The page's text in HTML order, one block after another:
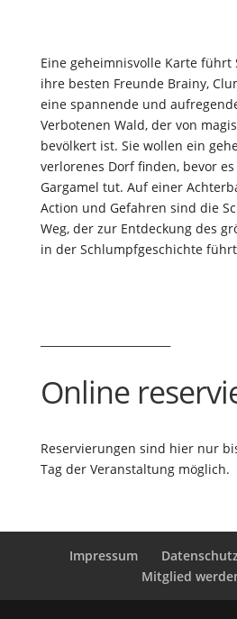
Eine geheimnisvolle Karte führt
ihre besten Freunde Brainy,
eine spannende und
Verbotenen Wald, der von
bevölkert ist. Sie wollen ein
verlorenes Dorf finden, bevor
Gargamel tut. Auf einer
Action und Gefahren sind die
Weg, der zur Entdeckung des
in der Schlumpfgeschichte
Online
Reservierungen sind hier nur
Tag der Veranstaltung möglich.
Impressum
Mitglied